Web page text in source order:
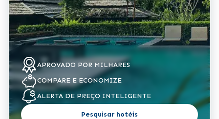
APROVADO POR MILHARES
COMPARE E ECONOMIZE
ALERTA DE PREÇO INTELIGENTE
Pesquisar hotéis